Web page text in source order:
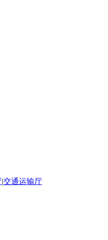
|交通运输厅